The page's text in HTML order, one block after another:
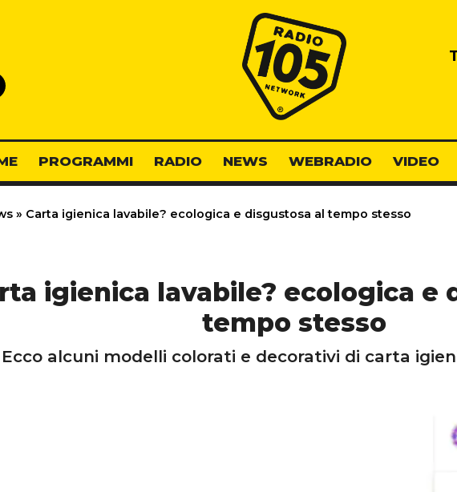
Radio 105
PROGRAMMI RADIO NEWS WEBRADIO VIDEO
» Carta igienica lavabile? ecologica e disgustosa al tempo stesso
igienica lavabile? ecologica e
tempo stesso
Ecco alcuni modelli colorati e decorativi di carta